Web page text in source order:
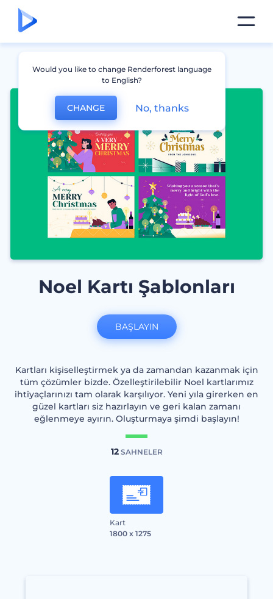
Noel Kartı Şablonları
Kartları kişiselleştirmek ya da zamandan kazanmak için
tüm çözümler bizde. Özelleştirilebilir Noel kartlarımız
ihtiyaçlarınızı tam olarak karşılıyor. Yeni yıla girerken en
güzel kartları siz hazırlayın ve geri kalan zamanı
eğlenmeye ayırın. Oluşturmaya şimdi başlayın!
12SAHNELER
Kart
1800 x 1275
BAŞLAYIN
Would you like to change Renderforest language
to English?
CHANGE No, thanks